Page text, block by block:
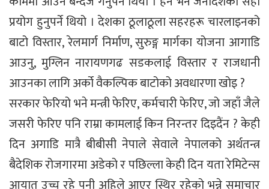
प्रयोग हुनुपर्ने थियो । देशका ठूलाठूला सहरहरू चारलाइनको
बाटो विस्तार, रेलमार्ग निर्माण, सुरुङ्ग मार्गका योजना आगाडि
आउनु, मुग्लिन नारायणगढ सडकलाई विस्तार र राजधानी
आउनका लागि अर्को वैकल्पिक बाटोको अवधारणा खोइ ?
सरकार फेरियो भने मन्त्री फेरिए, कर्मचारी फेरिए, जो जहाँ जैले
जसरी फेरिए पनि राम्रा कामलाई किन निरन्तर दिइदैंन ? केही
दिन अगाडि मात्रै बीबीसी नेपाले सेवाले नेपालको अर्थतन्त्र
बैदेशिक रोजगारमा अडेको र पछिल्ला केही दिन यता रेमिटेन्स